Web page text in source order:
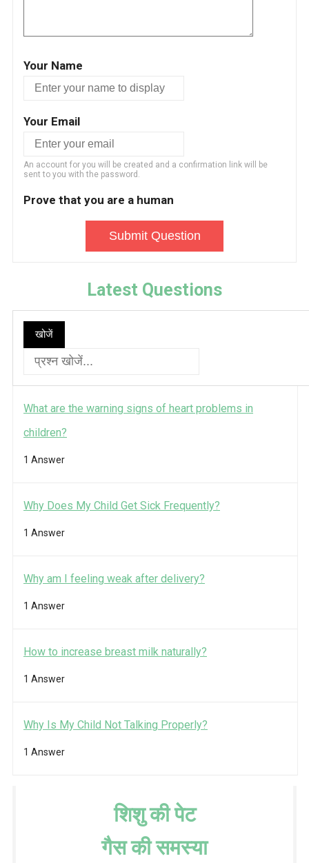
Your Name
Your Email
An account for you will be created and a confirmation link will be
sent to you with the password.
Prove that you are a human
Submit Question
Latest Questions
खोजें
What are the warning signs of heart problems in
children?
1 Answer
Why Does My Child Get Sick Frequently?
1 Answer
Why am I feeling weak after delivery?
1 Answer
How to increase breast milk naturally?
1 Answer
Why Is My Child Not Talking Properly?
1 Answer
शिशु की पेट
गैस की समस्या